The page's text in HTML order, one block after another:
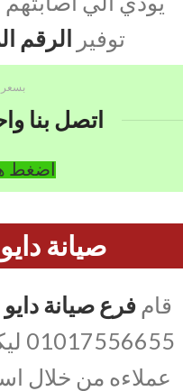
توفير الرقم
بسعر
اتصل بنا
اضغط
صيانة
قام فرع صيانة دايو
عملاءه من خلال